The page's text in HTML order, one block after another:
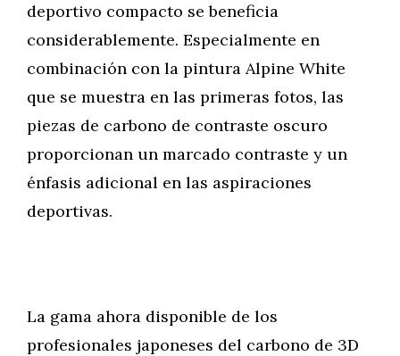
deportivo compacto se beneficia
considerablemente. Especialmente en
combinación con la pintura Alpine White
que se muestra en las primeras fotos, las
piezas de carbono de contraste oscuro
proporcionan un marcado contraste y un
énfasis adicional en las aspiraciones
deportivas.
La gama ahora disponible de los
profesionales japoneses del carbono de 3D